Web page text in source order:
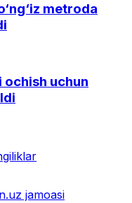
metroda
ochish uchun
jamoasi